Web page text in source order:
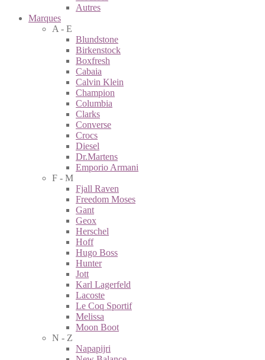
Autres
Marques
A - E
Blundstone
Birkenstock
Boxfresh
Cabaia
Calvin Klein
Champion
Columbia
Clarks
Converse
Crocs
Diesel
Dr.Martens
Emporio Armani
F - M
Fjall Raven
Freedom Moses
Gant
Geox
Herschel
Hoff
Hugo Boss
Hunter
Jott
Karl Lagerfeld
Lacoste
Le Coq Sportif
Melissa
Moon Boot
N - Z
Napapijri